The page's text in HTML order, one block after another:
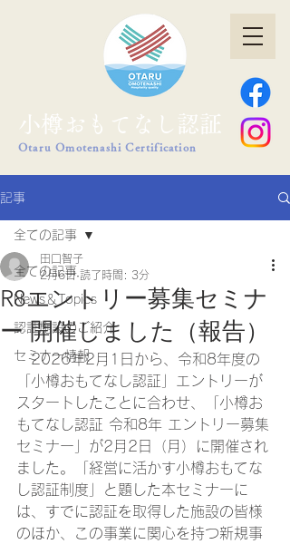
小樽おもてなし認証
Otaru Omotenashi Certification
記事
全ての記事
News＆Topics
認証施設のご紹介
セミナー情報
全ての記事
R8エントリー募集セミナ
ー 開催しました（報告）
田口智子
2月6日 読了時間: 3分
2026年2月1日から、令和8年度の
「小樽おもてなし認証」エントリーが
スタートしたことに合わせ、「小樽お
もてなし認証 令和8年 エントリー募集
セミナー」が2月2日（月）に開催され
ました。「経営に活かす小樽おもてな
し認証制度」と題した本セミナーに
は、すでに認証を取得した施設の皆様
のほか、この事業に関心を持つ新規事